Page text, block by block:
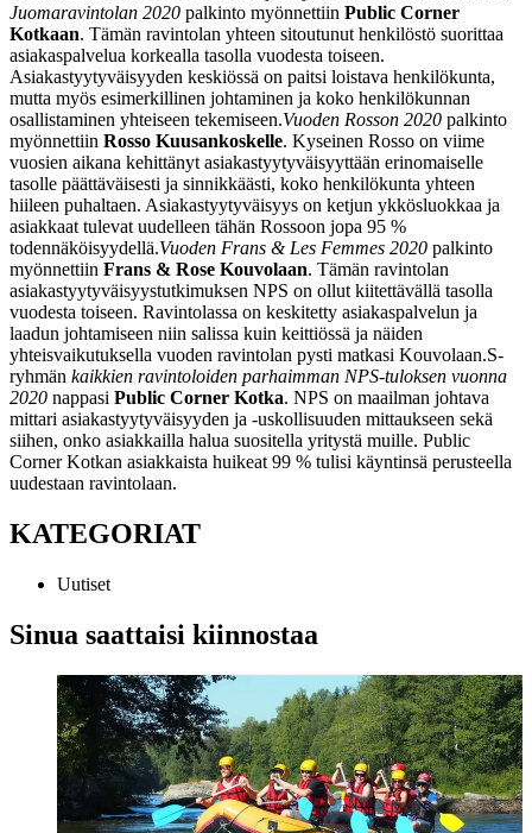
Juomaravintolan 2020 palkinto myönnettiin Public Corner
Kotkaan. Tämän ravintolan yhteen sitoutunut henkilöstö suorittaa
asiakaspalvelua korkealla tasolla vuodesta toiseen.
Asiakastyytyväisyyden keskiössä on paitsi loistava henkilökunta,
mutta myös esimerkillinen johtaminen ja koko henkilökunnan
osallistaminen yhteiseen tekemiseen.Vuoden Rosson 2020 palkinto
myönnettiin Rosso Kuusankoskelle. Kyseinen Rosso on viime
vuosien aikana kehittänyt asiakastyytyväisyyttään erinomaiselle
tasolle päättäväisesti ja sinnikkäästi, koko henkilökunta yhteen
hiileen puhaltaen. Asiakastyytyväisyys on ketjun ykkösluokkaa ja
asiakkaat tulevat uudelleen tähän Rossoon jopa 95 %
todennäköisyydellä.Vuoden Frans & Les Femmes 2020 palkinto
myönnettiin Frans & Rose Kouvolaan. Tämän ravintolan
asiakastyytyväisyystutkimuksen NPS on ollut kiitettävällä tasolla
vuodesta toiseen. Ravintolassa on keskitetty asiakaspalvelun ja
laadun johtamiseen niin salissa kuin keittiössä ja näiden
yhteisvaikutuksella vuoden ravintolan pysti matkasi Kouvolaan.S-
ryhmän kaikkien ravintoloiden parhaimman NPS-tuloksen vuonna
2020 nappasi Public Corner Kotka. NPS on maailman johtava
mittari asiakastyytyväisyyden ja -uskollisuuden mittaukseen sekä
siihen, onko asiakkailla halua suositella yritystä muille. Public
Corner Kotkan asiakkaista huikeat 99 % tulisi käyntinsä perusteella
uudestaan ravintolaan.
KATEGORIAT
Uutiset
Sinua saattaisi kiinnostaa